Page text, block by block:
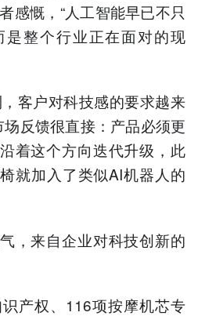
感慨，“人工智能早已不只
整个行业正在面对的现
客户对科技感的要求越来
场反馈很直接：产品必须更
着这个方向迭代升级，此
就加入了类似AI机器人的
，来自企业对科技创新的
产权、116项按摩机芯专